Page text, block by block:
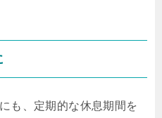
も、定期的な休息期間を